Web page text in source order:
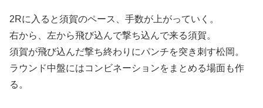
2Rに入ると須賀のペース、手数が上がっていく。
右から、左から飛び込んで撃ち込んで来る須賀。
須賀が飛び込んだ撃ち終わりにパンチを突き刺す松岡。
ラウンド中盤にはコンビネーションをまとめる場面も作
る。